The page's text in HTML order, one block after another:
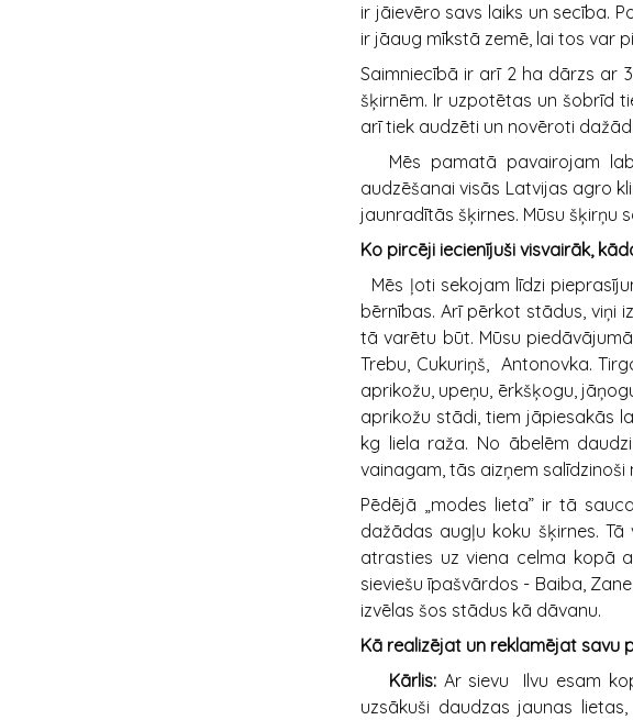
ir jāievēro savs laiks un secība.
ir jāaug mīkstā zemē, lai tos var
Saimniecībā ir arī 2 ha dārzs ar
šķirnēm. Ir uzpotētas un šobrīd
arī tiek audzēti un novēroti
Mēs pamatā pavairojam
audzēšanai visās Latvijas agro
jaunradītās šķirnes. Mūsu šķirņu
Ko pircēji iecienījuši visvairāk,
Mēs ļoti sekojam līdzi
bērnības. Arī pērkot stādus, viņi
tā varētu būt. Mūsu
Trebu, Cukuriņš, Antonovka.
aprikožu, upeņu, ērkšķogu,
aprikožu stādi, tiem jāpiesakās
kg liela raža. No ābelēm
vainagam, tās aizņem
Pēdējā „modes lieta” ir tā
dažādas augļu koku šķirnes.
atrasties uz viena celma kopā
sieviešu īpašvārdos - Baiba,
izvēlas šos stādus kā dāvanu.
Kā realizējat un reklamējat savu
Kārlis: Ar sievu Ilvu esam
uzsākuši daudzas jaunas